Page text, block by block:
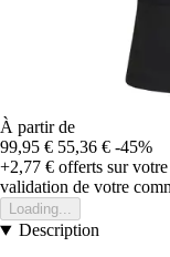
À partir de
99,95 € 55,36 € -45%
+2,77 € offerts sur
validation de votre
Loading...
Description